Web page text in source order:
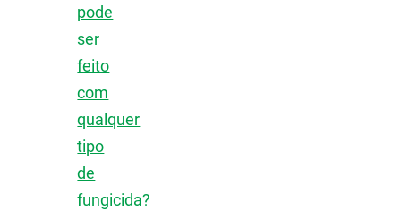
pode
ser
feito
com
qualquer
tipo
de
fungicida?